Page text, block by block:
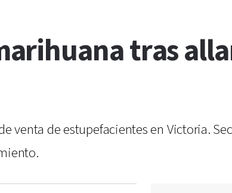
tras
de estupefacientes en Victoria.